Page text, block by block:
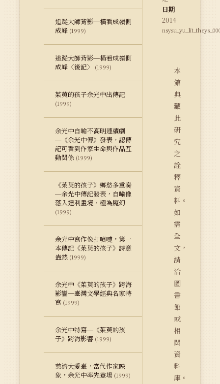
追踨大師背影─橫看成嶺側
成峰 (1999)
追踨大師背影─橫看成嶺側
成峰〈後記〉
(1999)
茱萸的孩子余光中出傳記
(1999)
余光中自喻不高明連續劇
─《余光中傳》發表，認傳
記可看到作家生命與作品互
動關係 (1999)
《茱萸的孩子》鄉愁多重奏
─余光中傳記發表，自喻像
落入達利畫境，極為魔幻
(1999)
余光中寫作像打噴嚏，第一
本傳記《茱萸的孩子》詩意
盎然 (1999)
余光中《茱萸的孩子》跨海
影響─臺灣文學經典名家特
寫 (1999)
余光中特寫─《茱萸的孩
子》跨海影響 (1999)
慈濟大愛臺，當代作家映
象，余光中率先登場 (1999)
日期
2014
本
館
典
藏
此
研
究
之
詮
釋
資
料。
如
需
全
文，
請
洽
圖
書
館
或
相
關
資
料
庫。